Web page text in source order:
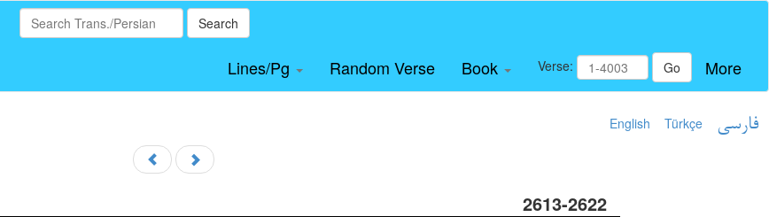
Search
Lines/Pg Random Verse Book Verse: Go More
English Türkçe فارسی
2613-2622